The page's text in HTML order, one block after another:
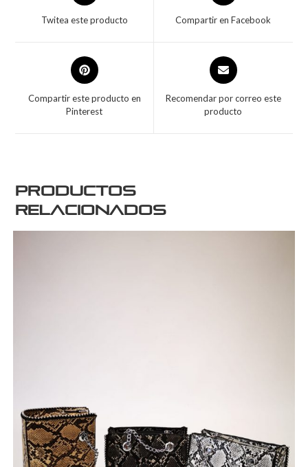
Twitea este producto Compartir en Facebook
Compartir este producto en
Pinterest
Recomendar por correo este
producto
Productos
relacionados